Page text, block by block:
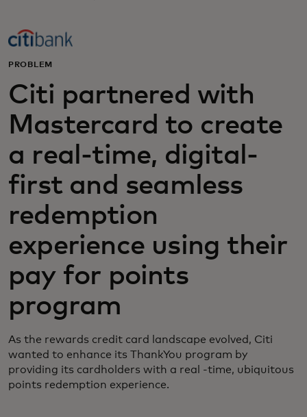
PROBLEM
Citi partnered with
Mastercard to create
a real-time, digital-
first and seamless
redemption
experience using their
pay for points
program
As the rewards credit card landscape evolved, Citi
wanted to enhance its ThankYou program by
providing its cardholders with a real -time, ubiquitous
points redemption experience.